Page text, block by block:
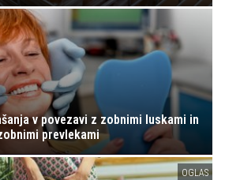
v povezavi z zobnimi luskami in
prevlekami
OGLAS